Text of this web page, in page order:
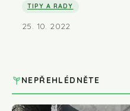
TIPY A RADY
25. 10. 2022
NEPŘEHLÉDNĚTE